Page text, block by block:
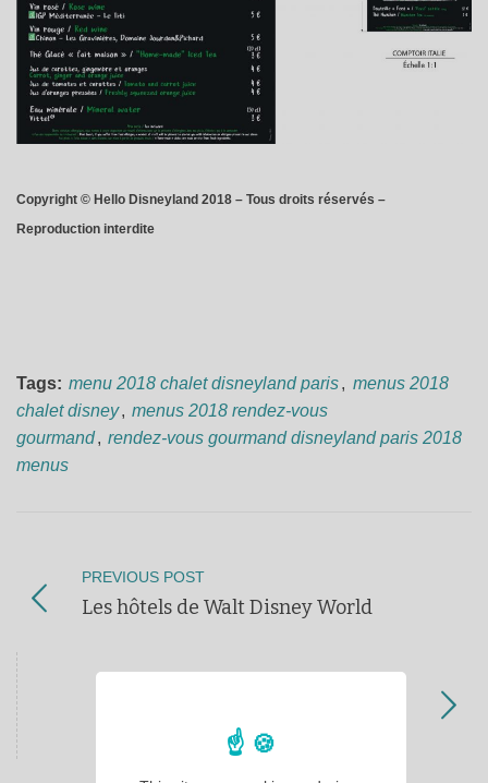
Copyright © Hello Disneyland 2018 – Tous droits réservés –
Reproduction interdite
Tags: menu 2018 chalet disneyland paris, menus 2018
chalet disney, menus 2018 rendez-vous
gourmand, rendez-vous gourmand disneyland paris 2018
menus
PREVIOUS POST
Les hôtels de Walt Disney World